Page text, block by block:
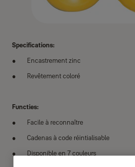
Specifications:
Encastrement zinc
Revêtement coloré
Functies:
Facile à reconnaître
Cadenas à code réintialisable
Disponible en 7 couleurs